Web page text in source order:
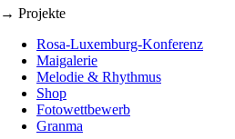
→ Projekte
Rosa-Luxemburg-Konferenz
Maigalerie
Melodie & Rhythmus
Shop
Fotowettbewerb
Granma